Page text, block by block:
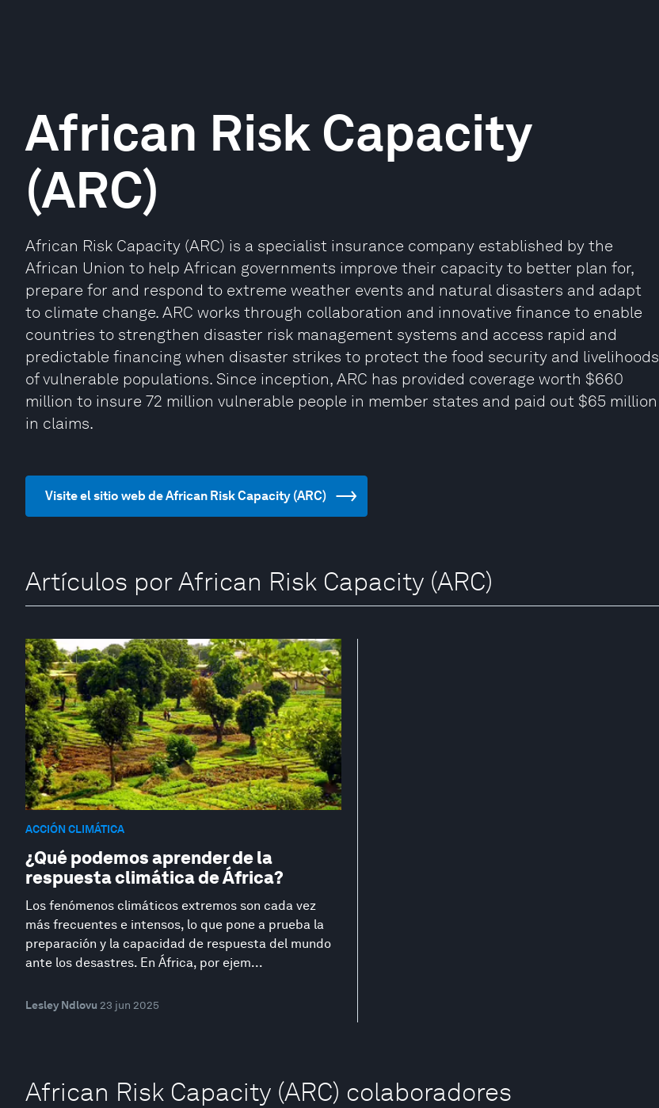
African Risk Capacity
(ARC)
African Risk Capacity (ARC) is a specialist insurance company established by the
African Union to help African governments improve their capacity to better plan for,
prepare for and respond to extreme weather events and natural disasters and adapt
to climate change. ARC works through collaboration and innovative finance to enable
countries to strengthen disaster risk management systems and access rapid and
predictable financing when disaster strikes to protect the food security and livelihoods
of vulnerable populations. Since inception, ARC has provided coverage worth $660
million to insure 72 million vulnerable people in member states and paid out $65 million
in claims.
Visite el sitio web de African Risk Capacity (ARC)
Artículos por African Risk Capacity (ARC)
ACCIÓN CLIMÁTICA
¿Qué podemos aprender de la
respuesta climática de África?
Los fenómenos climáticos extremos son cada vez
más frecuentes e intensos, lo que pone a prueba la
preparación y la capacidad de respuesta del mundo
ante los desastres. En África, por ejem...
Lesley Ndlovu 23 jun 2025
African Risk Capacity (ARC) colaboradores